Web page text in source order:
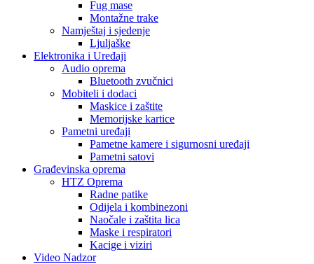
Fug mase
Montažne trake
Namještaj i sjedenje
Ljuljaške
Elektronika i Uređaji
Audio oprema
Bluetooth zvučnici
Mobiteli i dodaci
Maskice i zaštite
Memorijske kartice
Pametni uređaji
Pametne kamere i sigurnosni uređaji
Pametni satovi
Građevinska oprema
HTZ Oprema
Radne patike
Odijela i kombinezoni
Naočale i zaštita lica
Maske i respiratori
Kacige i viziri
Video Nadzor